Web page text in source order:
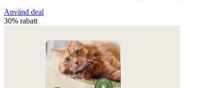
Använd deal
30% rabatt